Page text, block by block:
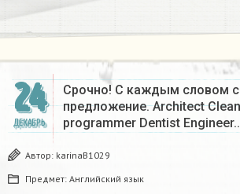
24
ДЕКАБРЬ
Срочно! С каждым словом
предложение. Architect
programmer Dentist
Автор: karinaB1029
Предмет: Английский язык